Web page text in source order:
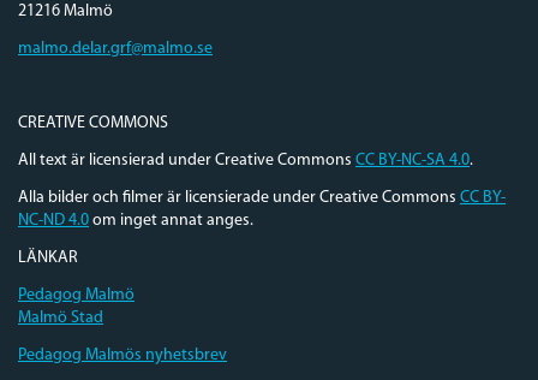
21216 Malmö
malmo.delar.grf@malmo.se
CREATIVE COMMONS
All text är licensierad under Creative Commons CC BY-NC-SA 4.0.
Alla bilder och filmer är licensierade under Creative Commons CC BY-
NC-ND 4.0 om inget annat anges.
LÄNKAR
Pedagog Malmö
Malmö Stad
Pedagog Malmös nyhetsbrev